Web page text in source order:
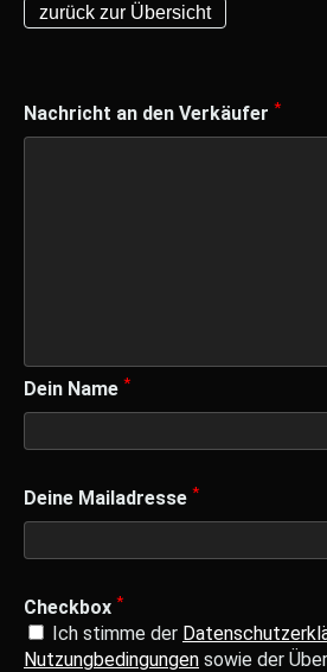
zurück zur Übersicht
Nachricht an den Verkäufer *
Dein Name *
Deine Mailadresse *
Checkbox *
Ich stimme der
Nutzungbedingungen sowie der